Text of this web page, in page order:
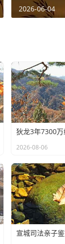
2026-06-04
2026-08-06